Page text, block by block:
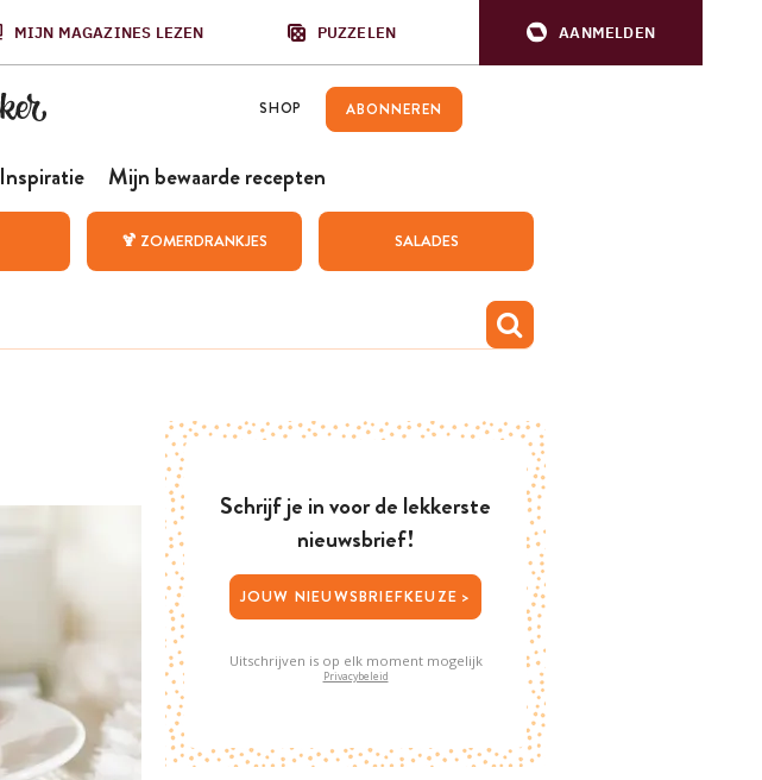
MIJN MAGAZINES LEZEN PUZZELEN AANMELDEN
SHOP ABONNEREN
Inspiratie Mijn bewaarde recepten
🍹 ZOMERDRANKJES SALADES
Schrijf je in voor de lekkerste
nieuwsbrief!
JOUW NIEUWSBRIEFKEUZE >
Uitschrijven is op elk moment mogelijk
Privacybeleid